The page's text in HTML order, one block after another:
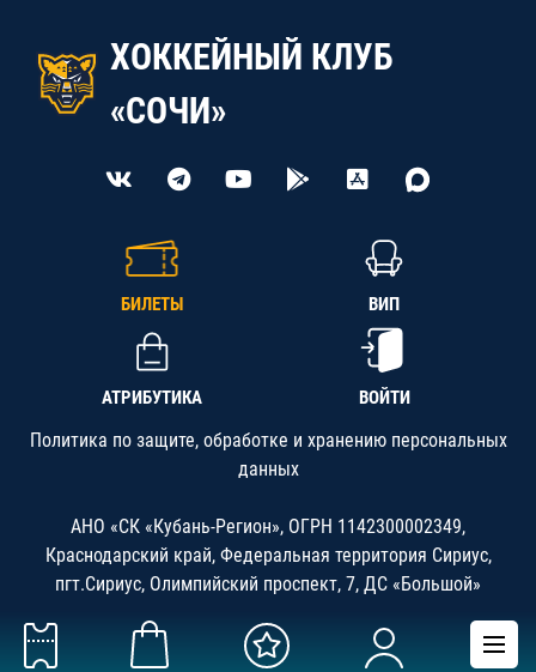
ХОККЕЙНЫЙ КЛУБ
«СОЧИ»
БИЛЕТЫ ВИП
АТРИБУТИКА ВОЙТИ
Политика по защите, обработке и хранению персональных
данных
АНО «СК «Кубань-Регион», ОГРН 1142300002349,
Краснодарский край, Федеральная территория Сириус,
пгт.Сириус, Олимпийский проспект, 7, ДС «Большой»